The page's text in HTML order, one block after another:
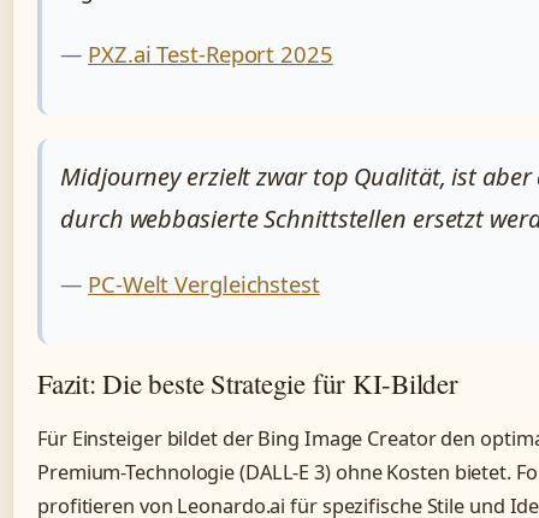
— PXZ.ai Test-Report 2025
Midjourney erzielt zwar top Qualität, ist
durch webbasierte Schnittstellen ersetzt
— PC-Welt Vergleichstest
Fazit: Die beste Strategie für KI-Bilder
Für Einsteiger bildet der Bing Image Creator den
Premium-Technologie (DALL-E 3) ohne Kosten bietet.
profitieren von Leonardo.ai für spezifische Stile und